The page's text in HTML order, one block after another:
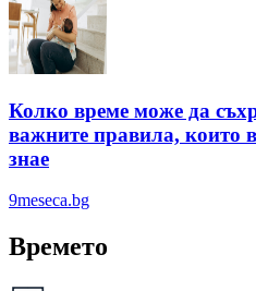
Колко време може да
важните правила, които
знае
9meseca.bg
Времето